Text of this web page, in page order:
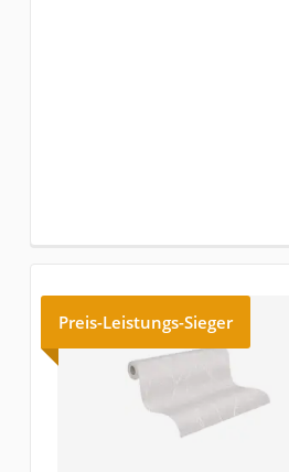
Preis-Leistungs-Sieger